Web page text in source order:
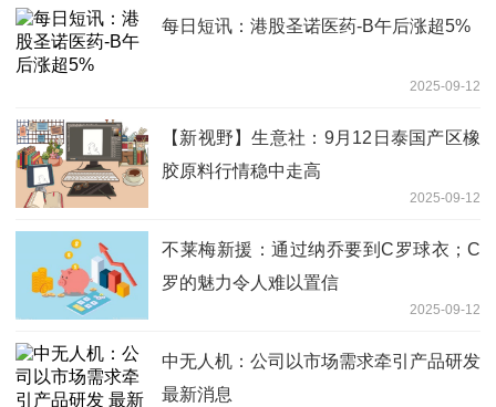
每日短讯：港股圣诺医药-B午后涨超5%
2025-09-12
【新视野】生意社：9月12日泰国产区橡
胶原料行情稳中走高
2025-09-12
不莱梅新援：通过纳乔要到C罗球衣；C
罗的魅力令人难以置信
2025-09-12
中无人机：公司以市场需求牵引产品研发
最新消息